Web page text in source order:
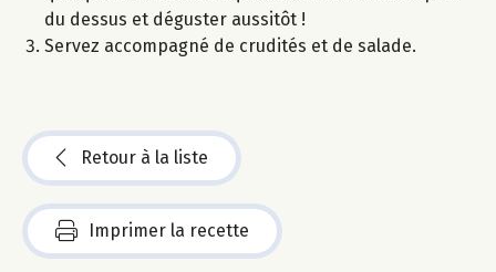
du dessus et déguster aussitôt !
Servez accompagné de crudités et de salade.
Retour à la liste
Imprimer la recette